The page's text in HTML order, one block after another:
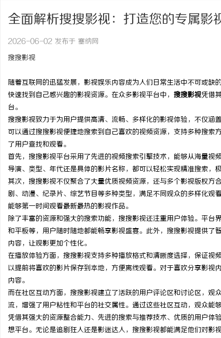
全面解析搜搜影视：打造您的专属影
2026-06-02 发布于 塞纳网
搜搜影视
随着互联网的迅猛发展，影视娱乐内容成为人们日常生活中不可或
快速找到自己感兴趣的影视资源。在众多影视平台中， 搜搜影视凭借
台。
搜搜影视致力于为用户提供高清、流畅、多样化的影视体验，不仅
可以通过搜搜影视便捷地搜索到自己喜欢的视频资源，支持多种搜
了用户查找和观看。
首先，搜搜影视平台采用了先进的视频搜索引擎技术，能够从海量
导演、类型、年代还是具体的影片名称，都可以轻松实现精准搜索，
其次，搜搜影视不仅聚合了大量优质视频资源，还与多个影视版权
剧、动漫、纪录片、综艺节目等多种类型，满足不同观众的多样化
能够第一时间观看最新最热的影视作品。
除了丰富的资源和强大的搜索功能，搜搜影视还注重用户体验。平
和平板等，用户随时随地都能畅享影视盛宴。此外，搜搜影视提供
内容，让观影更加个性化。
在播放体验方面，搜搜影视支持多种播放格式和清晰度选择，保证
以提前将喜欢的影片保存到本地，方便离线观看。对于喜欢分享影
内容。
而在社区互动方面，搜搜影视建立了活跃的用户评论区和讨论区，
流，增强了用户粘性和平台的社交属性。通过这些社区互动，观众能
凭借其强大的资源整合能力、先进的搜索与推荐技术、优质的用户
想平台。无论是追剧狂人还是影迷达人，搜搜影视都能满足他们对影
轨道影院：未来城市娱
空间